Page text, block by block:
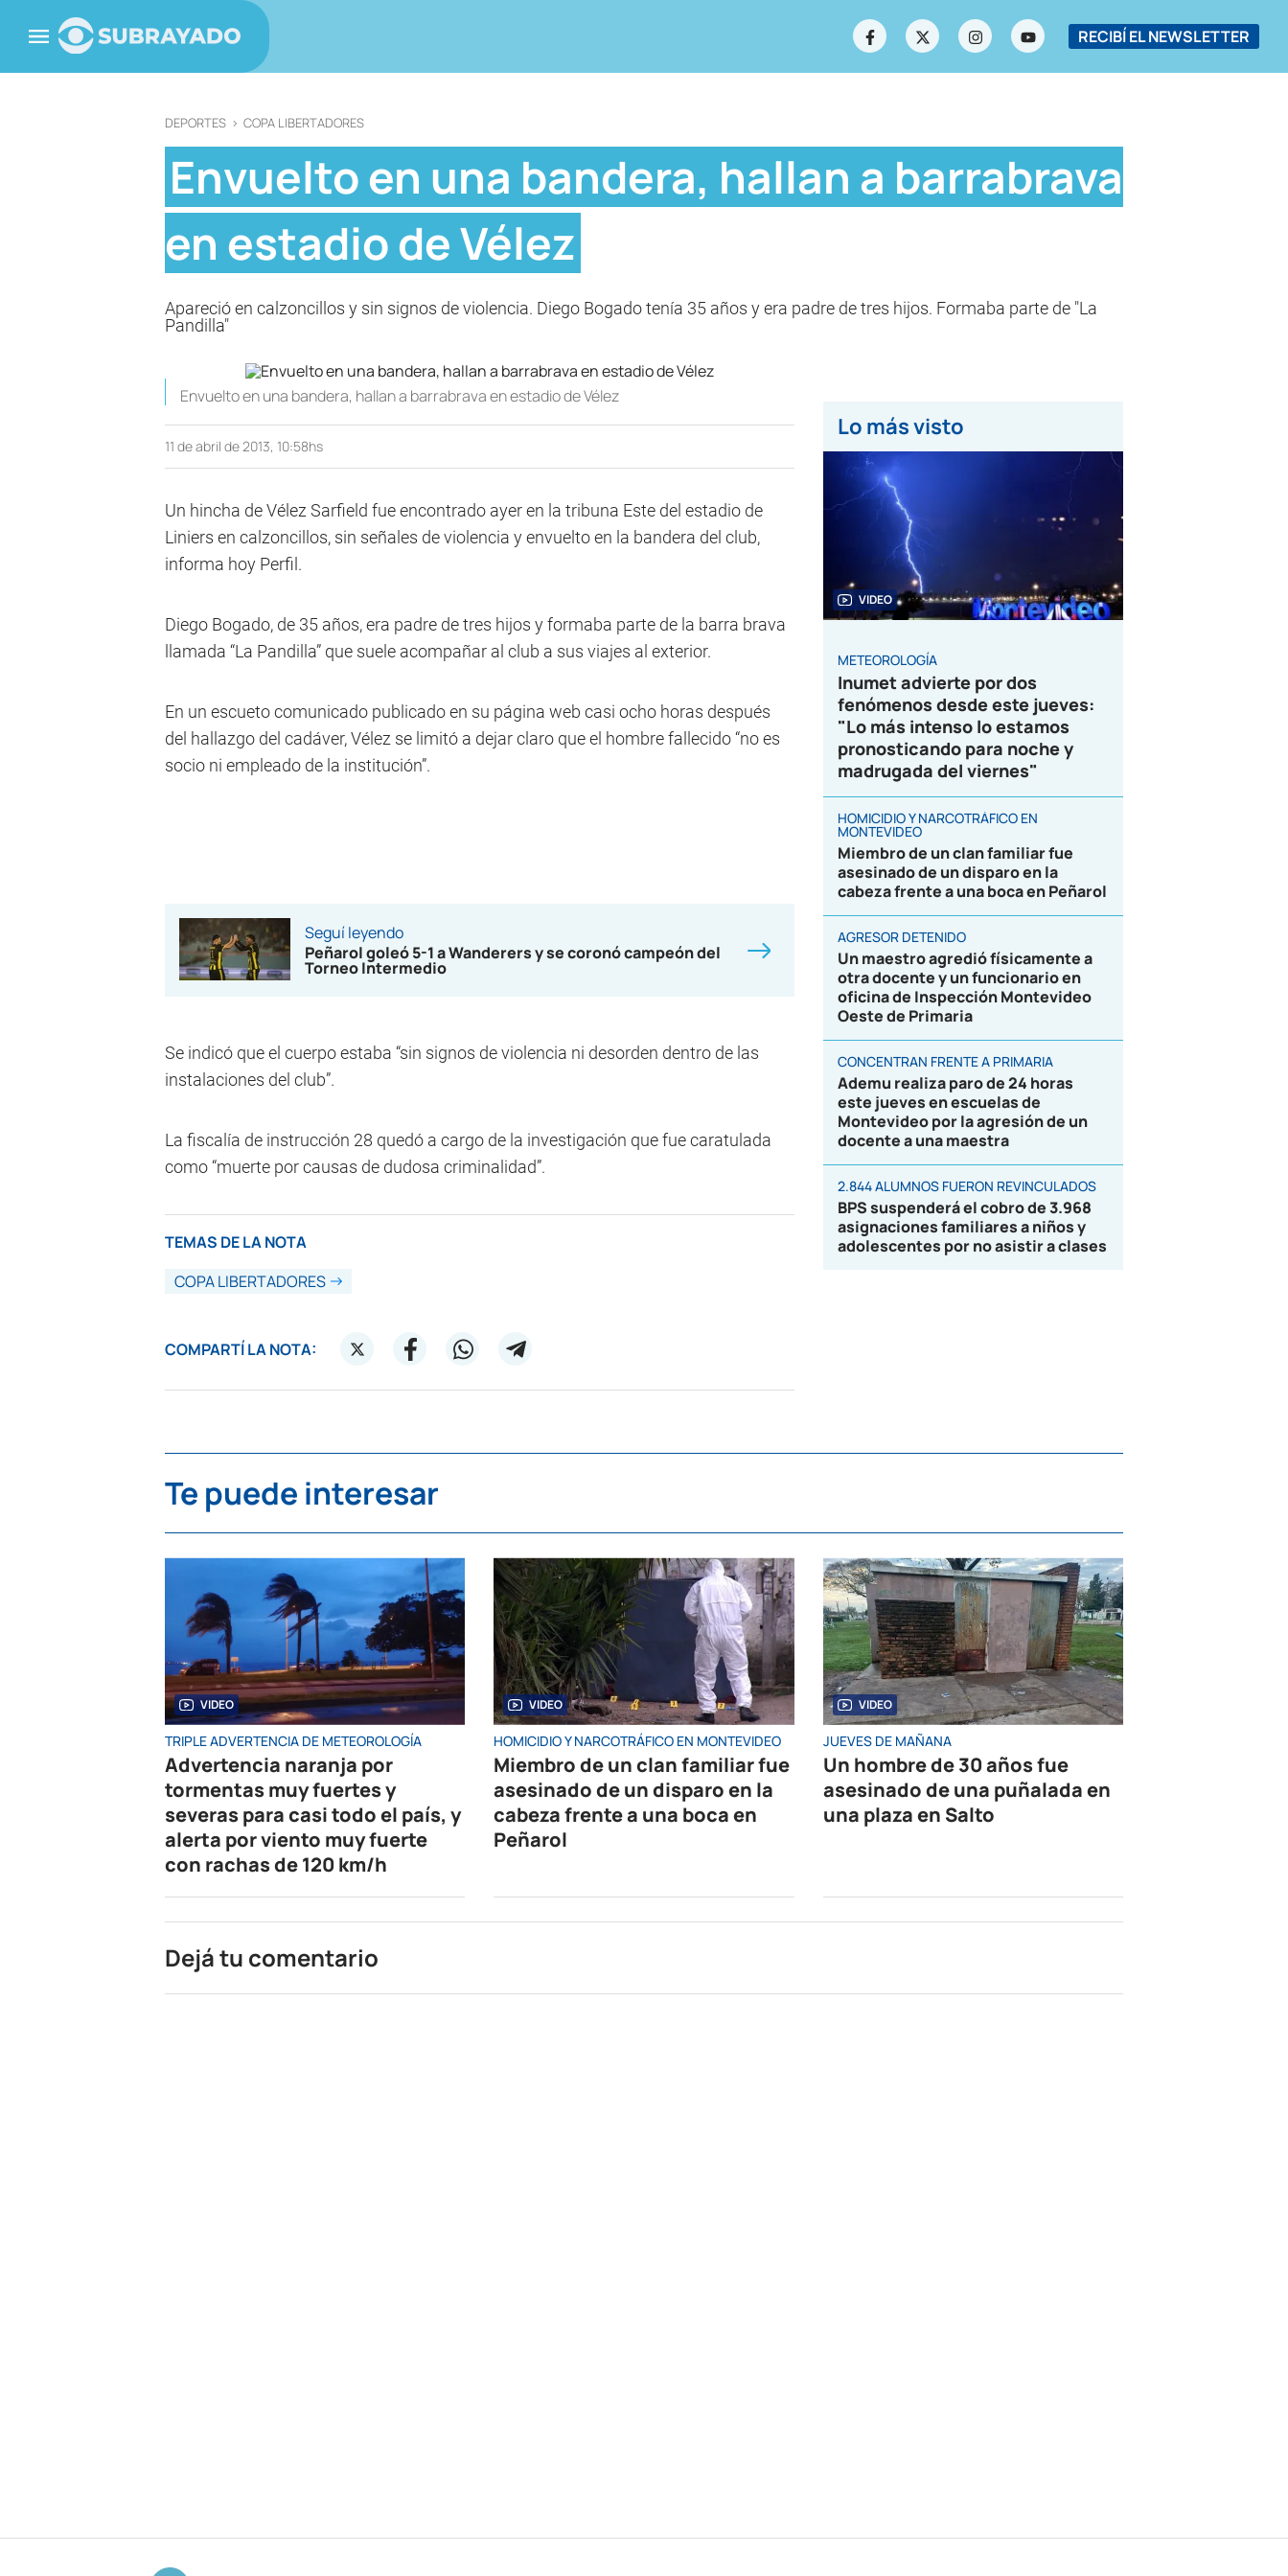
RECIBÍ EL NEWSLETTER
DEPORTES > COPA LIBERTADORES
Envuelto en una bandera, hallan a barrabrava
en estadio de Vélez
Apareció en calzoncillos y sin signos de violencia. Diego Bogado tenía 35 años y era padre de tres hijos. Formaba parte de "La
Pandilla"
Envuelto en una bandera, hallan a barrabrava en estadio de Vélez
11 de abril de 2013, 10:58hs
Un hincha de Vélez Sarfield fue encontrado ayer en la tribuna Este del estadio de
Liniers en calzoncillos, sin señales de violencia y envuelto en la bandera del club,
informa hoy Perfil.
Diego Bogado, de 35 años, era padre de tres hijos y formaba parte de la barra brava
llamada “La Pandilla” que suele acompañar al club a sus viajes al exterior.
En un escueto comunicado publicado en su página web casi ocho horas después
del hallazgo del cadáver, Vélez se limitó a dejar claro que el hombre fallecido “no es
socio ni empleado de la institución”.
Seguí leyendo
Peñarol goleó 5-1 a Wanderers y se coronó campeón del
Torneo Intermedio
Se indicó que el cuerpo estaba “sin signos de violencia ni desorden dentro de las
instalaciones del club”.
La fiscalía de instrucción 28 quedó a cargo de la investigación que fue caratulada
como “muerte por causas de dudosa criminalidad”.
TEMAS DE LA NOTA
COPA LIBERTADORES
COMPARTÍ LA NOTA:
Lo más visto
VIDEO
METEOROLOGÍA
Inumet advierte por dos
fenómenos desde este jueves:
"Lo más intenso lo estamos
pronosticando para noche y
madrugada del viernes"
HOMICIDIO Y NARCOTRÁFICO EN
MONTEVIDEO
Miembro de un clan familiar fue
asesinado de un disparo en la
cabeza frente a una boca en Peñarol
AGRESOR DETENIDO
Un maestro agredió físicamente a
otra docente y un funcionario en
oficina de Inspección Montevideo
Oeste de Primaria
CONCENTRAN FRENTE A PRIMARIA
Ademu realiza paro de 24 horas
este jueves en escuelas de
Montevideo por la agresión de un
docente a una maestra
2.844 ALUMNOS FUERON REVINCULADOS
BPS suspenderá el cobro de 3.968
asignaciones familiares a niños y
adolescentes por no asistir a clases
Te puede interesar
VIDEO
TRIPLE ADVERTENCIA DE METEOROLOGÍA
Advertencia naranja por
tormentas muy fuertes y
severas para casi todo el país, y
alerta por viento muy fuerte
con rachas de 120 km/h
VIDEO
HOMICIDIO Y NARCOTRÁFICO EN MONTEVIDEO
Miembro de un clan familiar fue
asesinado de un disparo en la
cabeza frente a una boca en
Peñarol
VIDEO
JUEVES DE MAÑANA
Un hombre de 30 años fue
asesinado de una puñalada en
una plaza en Salto
Dejá tu comentario